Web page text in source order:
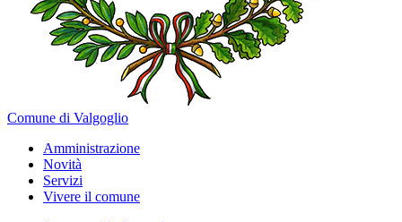
Comune di Valgoglio
Amministrazione
Novità
Servizi
Vivere il comune